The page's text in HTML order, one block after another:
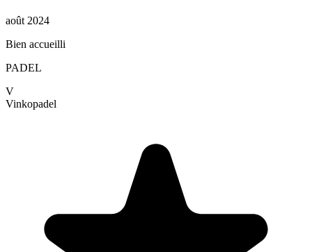
août 2024
Bien accueilli
PADEL
V
Vinkopadel